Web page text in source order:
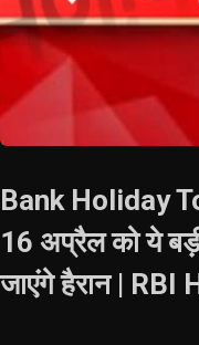
Bank Holiday
16 अप्रैल को ये
जाएंगे हैरान |